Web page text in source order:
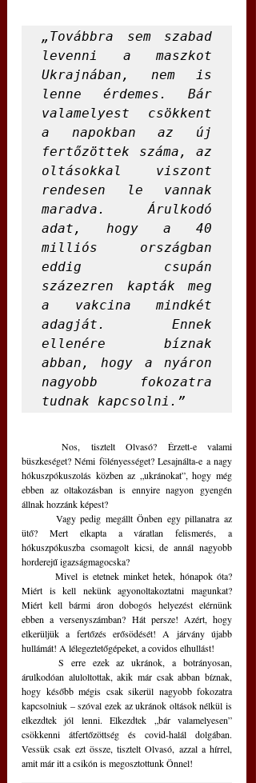
„Továbbra sem szabad
levenni a maszkot
Ukrajnában, nem is
lenne érdemes. Bár
valamelyest csökkent
a napokban az új
fertőzöttek száma, az
oltásokkal viszont
rendesen le vannak
maradva. Árulkodó
adat, hogy a 40
milliós országban
eddig csupán
százezren kapták meg
a vakcina mindkét
adagját. Ennek
ellenére bíznak
abban, hogy a nyáron
nagyobb fokozatra
tudnak kapcsolni.”
	Nos, tisztelt Olvasó? Érzett-e valami
büszkeséget? Némi fölényességet? Lesajnálta-e a nagy
hókuszpókuszolás közben az „ukránokat”, hogy még
ebben az oltakozásban is ennyire nagyon gyengén
állnak hozzánk képest?
ütő? Mert elkapta a váratlan felismerés, a
hókuszpókuszba csomagolt kicsi, de annál nagyobb
horderejű igazságmagocska?
	Mivel is etetnek minket hetek, hónapok óta?
Miért is kell nekünk agyonoltakoztatni magunkat?
Miért kell bármi áron dobogós helyezést elérnünk
ebben a versenyszámban? Hát persze! Azért, hogy
elkerüljük a fertőzés erősödését! A járvány újabb
hullámát! A lélegeztetőgépeket, a covidos elhullást!
árulkodóan aluloltottak, akik már csak abban bíznak,
hogy később mégis csak sikerül nagyobb fokozatra
kapcsolniuk – szóval ezek az ukránok oltások nélkül is
elkezdtek jól lenni. Elkezdtek „bár valamelyesen”
csökkenni átfertőzöttség és covid-halál dolgában.
Vessük csak ezt össze, tisztelt Olvasó, azzal a hírrel,
amit már itt a csikón is megosztottunk Önnel!